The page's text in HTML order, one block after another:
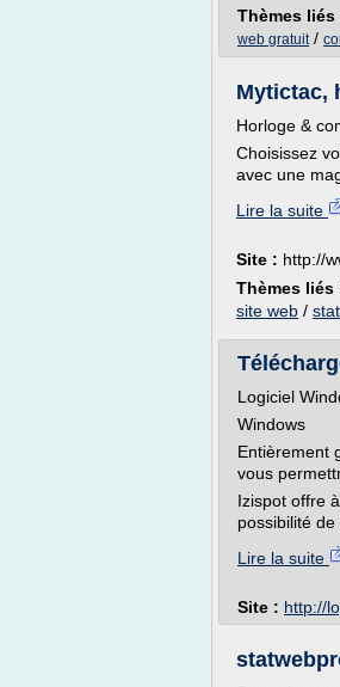
Thèmes liés
web gratuit/
Mytictac,
Horloge &
Choisissez
avec une
Lire la suite
Site : http://
Thèmes liés
site web /
Logiciel
Windows
Entièrement
vous
Izispot offre
possibilité
Lire la suite
Site : http://